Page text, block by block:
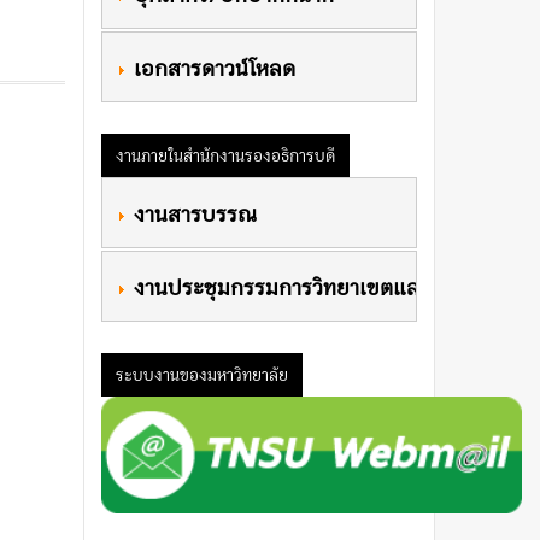
เอกสารดาวน์โหลด
งานภายในสำนักงานรองอธิการบดี
งานสารบรรณ
งานประชุมกรรมการวิทยาเขตและประชุมผู้บริ
ระบบงานของมหาวิทยาลัย